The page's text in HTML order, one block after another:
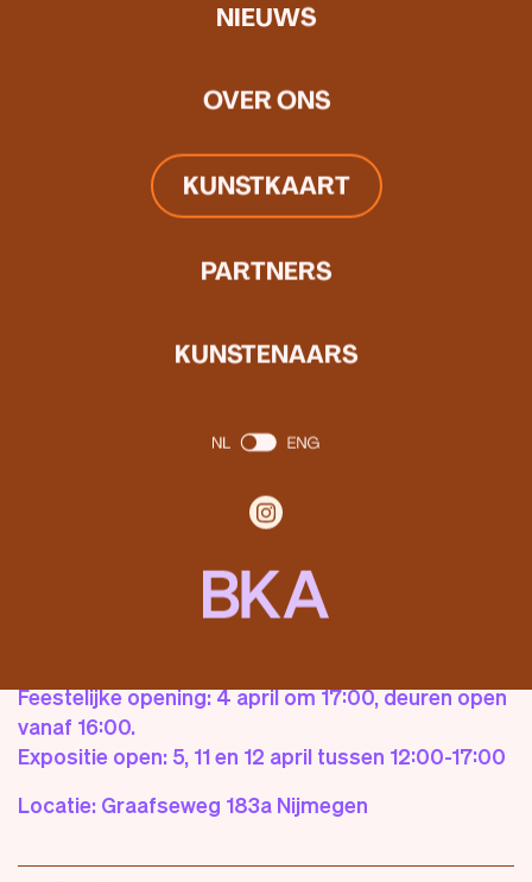
NIEUWS
OVER ONS
KUNSTKAART
PARTNERS
KUNSTENAARS
Kunstexpositie Nr. 1 laat werk zien van vier makers,
ieder met een persoonlijke fascinatie en werkwijze.
dat onderling in dialoog staat.Met werk van Dieke
Coumans, Aïsha Kanters, Mirthe Scheifes en Gijs
Feestelijke opening: 4 april om 17:00, deuren open
vanaf 16:00.
Expositie open: 5, 11 en 12 april tussen 12:00-17:00
Locatie: Graafseweg 183a Nijmegen